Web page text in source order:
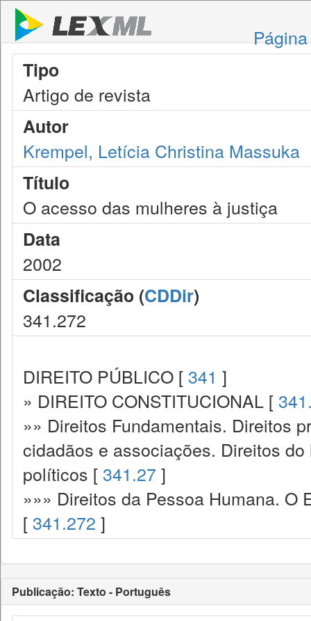
Tipo
Artigo de revista
Autor
Krempel, Letícia Christina Massuka
Título
O acesso das mulheres à justiça
Data
2002
Classificação (CDDir)
341.272
DIREITO PÚBLICO [ 341 ]
» DIREITO CONSTITUCIONAL [
»» Direitos Fundamentais. Direitos
cidadãos e associações. Direitos
políticos [ 341.27 ]
»»» Direitos da Pessoa Humana.
[ 341.272 ]
Publicação: Texto - Português